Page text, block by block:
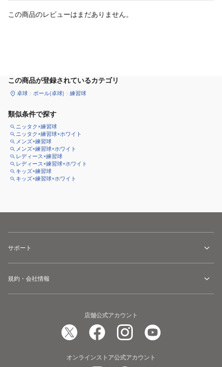
この商品のレビューはまだありません。
この商品が登録されているカテゴリ
卓球 ボール(卓球) 練習球
類似条件で探す
ニッタク×練習球
ニッタク×練習球×ホワイト
メンズ×練習球
メンズ×練習球×ホワイト
レディース×練習球
レディース×練習球×ホワイト
キッズ×練習球
キッズ×練習球×ホワイト
サポート
規約・会社情報
店舗公式アカウント
オンラインストア公式アカウント